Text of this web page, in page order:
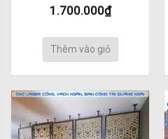
1.700.000₫
Thêm vào giỏ